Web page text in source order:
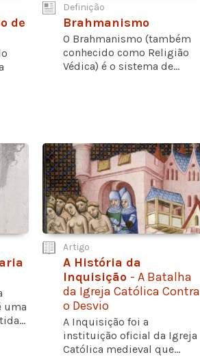
de
Definição
Brahmanismo
O Brahmanismo (também
conhecido como Religião
Védica) é o sistema de...
uma
Artigo
A História da
Inquisição - A Batalha
da Igreja Católica Contra
o Desvio
A Inquisição foi a
instituição oficial da Igreja
Católica medieval que...